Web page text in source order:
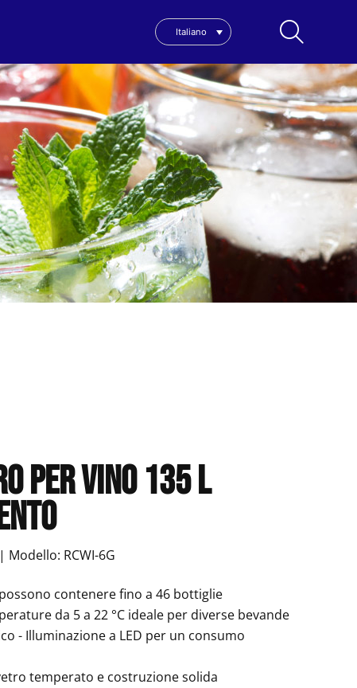
Italiano
per vino 135 l
Modello: RCWI-6G
contenere fino a 46 bottiglie
da 5 a 22 °C ideale per diverse bevande
- Illuminazione a LED per un consumo
temperato e costruzione solida